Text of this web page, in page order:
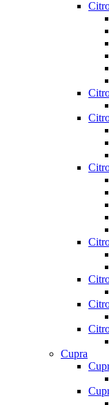
Cupra